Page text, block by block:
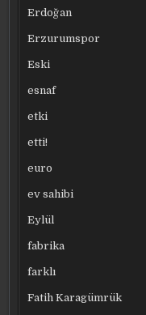
Erdoğan
Erzurumspor
Eski
esnaf
etki
etti!
euro
ev sahibi
Eylül
fabrika
farklı
Fatih Karagümrük